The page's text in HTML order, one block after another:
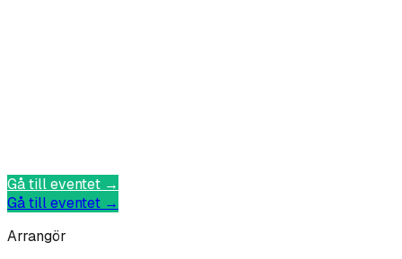
Gå till eventet →
Gå till eventet →
Arrangör